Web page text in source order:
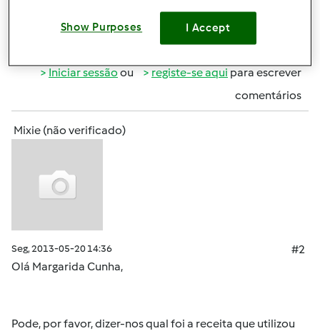
Iniciar sessão ou registe-se aqui para escrever
comentários
Mixie (não verificado)
Seg, 2013-05-20 14:36
#2
Olá Margarida Cunha,
Pode, por favor, dizer-nos qual foi a receita que utilizou
Show Purposes I Accept